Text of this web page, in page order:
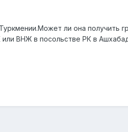
ли она получить
ВНЖ в посольстве РК в